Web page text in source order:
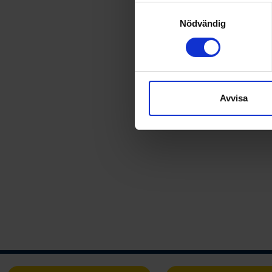
Identifiera din enhet
Ta reda på mer om hur
eller dra tillbaka ditt
sociala medier och
till de sociala medier och
Nödvändig
Avvisa